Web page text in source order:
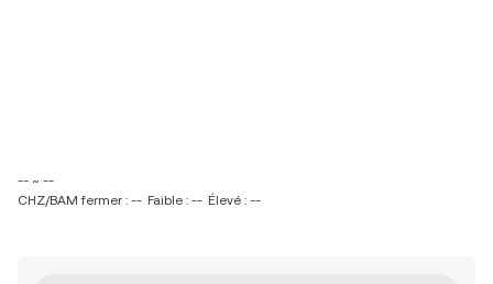
-- ~ --
CHZ/BAM fermer : -- Faible : -- Élevé : --